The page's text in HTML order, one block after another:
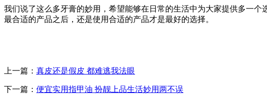
我们说了这么多牙膏的妙用，希望能够在日常的生活中为大家提供多一
最合适的产品之后，还是使用合适的产品才是最好的选择。
上一篇： 真皮还是假皮 都难逃我法眼
下一篇： 便宜实用指甲油 扮靓上品生活妙用两不误